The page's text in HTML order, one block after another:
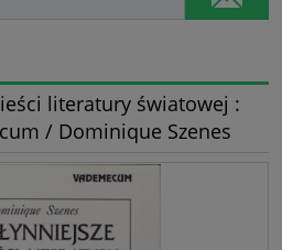
literatury światowej :
/ Dominique Szenes